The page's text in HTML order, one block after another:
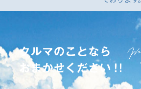
2026-06-18
お客様大感謝祭
今後ともさくら店をどうぞよろしくお願いいた
します。
2026-07-03